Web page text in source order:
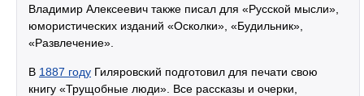
Владимир Алексеевич также писал для «Русской мысли»,
юмористических изданий «Осколки», «Будильник»,
«Развлечение».
В 1887 году Гиляровский подготовил для печати свою
книгу «Трущобные люди». Все рассказы и очерки,